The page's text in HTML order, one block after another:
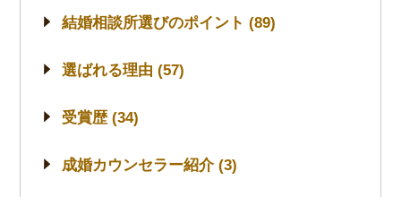
結婚相談所選びのポイント (89)
選ばれる理由 (57)
受賞歴 (34)
成婚カウンセラー紹介 (3)